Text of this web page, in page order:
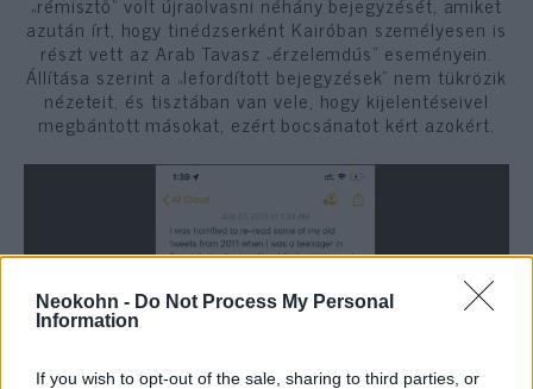
Neokohn - Do Not Process My Personal
Information
If you wish to opt-out of the sale, sharing to third parties, or
azután írt, hogy tinédzserként Kairóban személyesen is
részt vett az Arab Tavasz „érzelemdús” eseményein.
Állítása szerint a „lefordított bejegyzések” nem tükrözik
nézeteit, és tisztában van vele, hogy kijelentéseivel
megbántott másokat, ezért bocsánatot kért azokért.